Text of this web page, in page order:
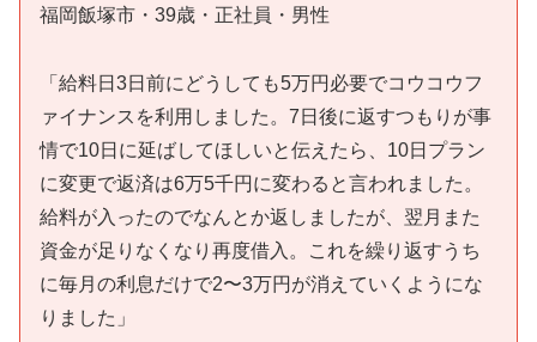
福岡飯塚市・39歳・正社員・男性
「給料日3日前にどうしても5万円必要でコウコウフ
ァイナンスを利用しました。7日後に返すつもりが事
情で10日に延ばしてほしいと伝えたら、10日プラン
に変更で返済は6万5千円に変わると言われました。
給料が入ったのでなんとか返しましたが、翌月また
資金が足りなくなり再度借入。これを繰り返すうち
に毎月の利息だけで2〜3万円が消えていくようにな
りました」